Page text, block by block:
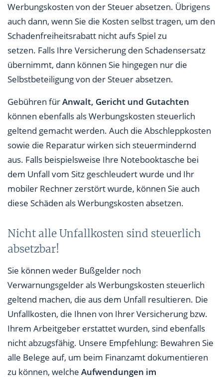
Werbungskosten von der Steuer absetzen. Übrigens
auch dann, wenn Sie die Kosten selbst tragen, um den
Schadenfreiheitsrabatt nicht aufs Spiel zu
setzen. Falls Ihre Versicherung den Schadensersatz
übernimmt, dann können Sie hingegen nur die
Selbstbeteiligung von der Steuer absetzen.
Gebühren fürAnwalt, Gericht und Gutachten
können ebenfalls als Werbungskosten steuerlich
geltend gemacht werden. Auch die Abschleppkosten
sowie die Reparatur wirken sich steuermindernd
aus. Falls beispielsweise Ihre Notebooktasche bei
dem Unfall vom Sitz geschleudert wurde und Ihr
mobiler Rechner zerstört wurde, können Sie auch
diese Schäden als Werbungskosten absetzen.
Nicht alle Unfallkosten sind steuerlich
absetzbar!
Sie können weder Bußgelder noch
Verwarnungsgelder als Werbungskosten steuerlich
geltend machen, die aus dem Unfall resultieren. Die
Unfallkosten, die Ihnen von Ihrer Versicherung bzw.
Ihrem Arbeitgeber erstattet wurden, sind ebenfalls
nicht abzugsfähig. Unsere Empfehlung: Bewahren Sie
alle Belege auf, um beim Finanzamt dokumentieren
zu können, welche Aufwendungen im